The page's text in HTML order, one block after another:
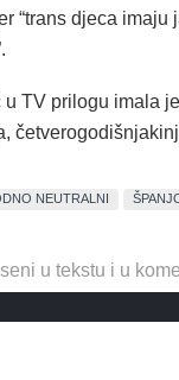
“trans djeca
u TV prilogu imala
NEUTRALNI
u tekstu i u